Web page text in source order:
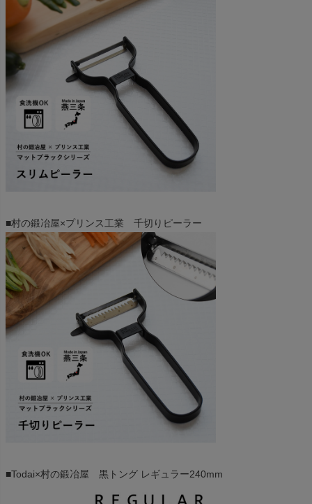
■村の鍛冶屋×プリンス工業 千切りピーラー
■Todai×村の鍛冶屋 黒トング レギュラー240mm